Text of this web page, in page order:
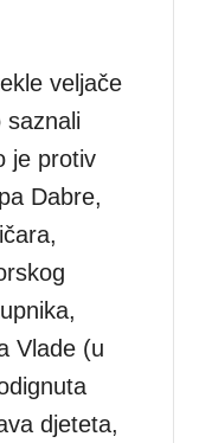
veljače
saznali
je protiv
Dabre,
Vlade (u
djeteta,